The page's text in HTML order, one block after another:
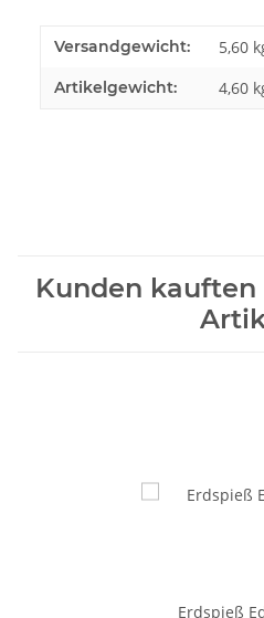
Versandgewicht: 5,60
Artikelgewicht: 4,60
Kunden
Erdspieß